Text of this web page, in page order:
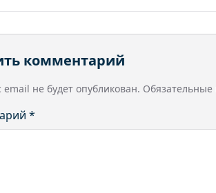
комментарий
не будет опубликован.
*